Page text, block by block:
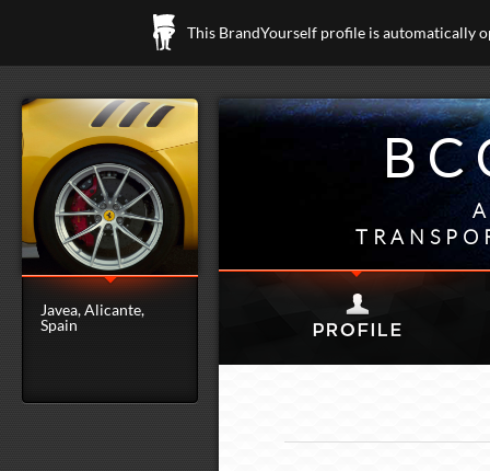
This BrandYourself profile is automatically
Javea, Alicante,
Spain